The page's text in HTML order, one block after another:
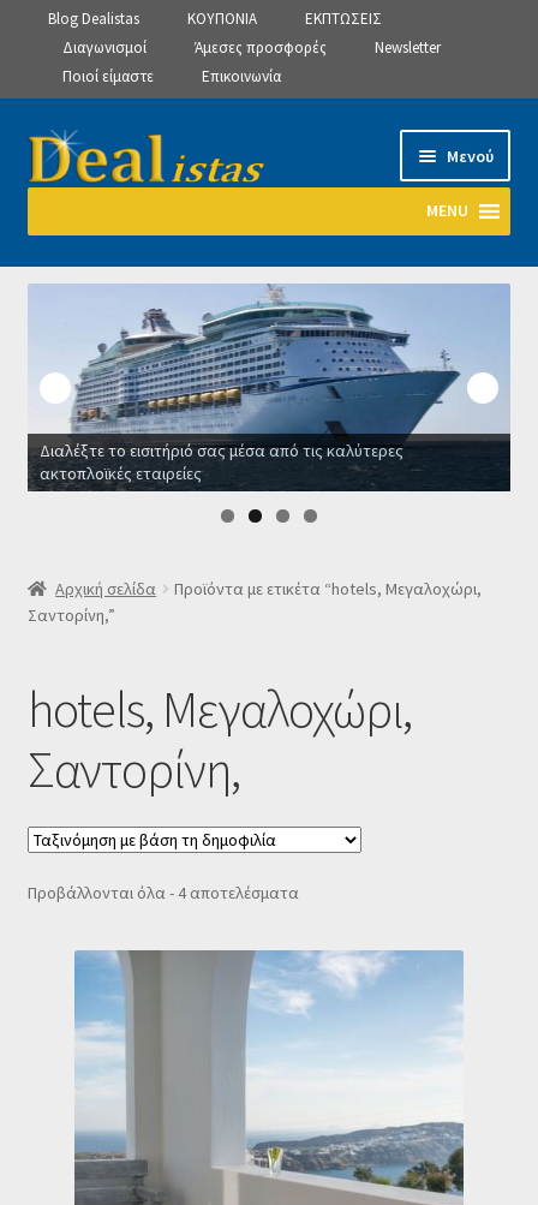
Blog Dealistas ΚΟΥΠΟΝΙΑ
ΕΚΠΤΩΣΕΙΣ
Διαγωνισμοί
Άμεσες προσφορές
Newsletter
Ποιοί είμαστε
Επικοινωνία
Απευθείας
μετάβαση
πλοήγηση
Μετάβαση
σε
Μενού
MENU
Αρχική
Manage Subscriptions
Manage Subscriptions
Manage Subscriptions
SLIDER
Δελτίο νέων
Επιβεβαίωση εγγραφής στο Newsletter του Dealistas.gr
Επικοινωνία
Καλάθι
Κατάστημα
Ο λογαριασμός μου
HOME
Διαλέξτε το εισιτήριό σας μέσα από τις καλύτερες
ακτοπλοϊκές εταιρείες
Αρχική σελίδα
Προϊόντα με ετικέτα “hotels, Μεγαλοχώρι,
Σαντορίνη,”
hotels, Μεγαλοχώρι,
Σαντορίνη,
Προβάλλονται όλα - 4 αποτελέσματαSorted